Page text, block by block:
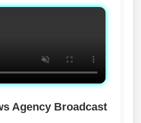
Agency Broadcast